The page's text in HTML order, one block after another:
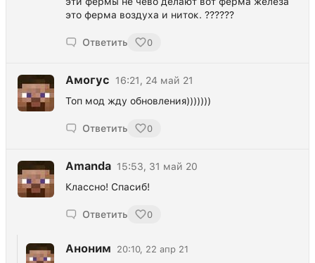
это ферма воздуха и ниток. ??????
Ответить 0
Амогус
16:21, 24 май 21
Топ мод жду обновления)))))))
Ответить 0
Amanda 15:53, 31 май 20
Классно! Спасиб!
Ответить 0
Аноним 20:10, 22 апр 21